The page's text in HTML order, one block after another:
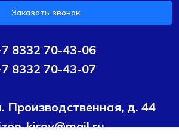
Заказать звонок
8332 70-43-06
8332 70-43-07
Производственная, д. 44
kirov@mail.ru